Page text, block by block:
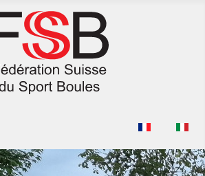
Seleziona la